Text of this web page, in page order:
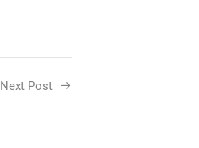
Next Post